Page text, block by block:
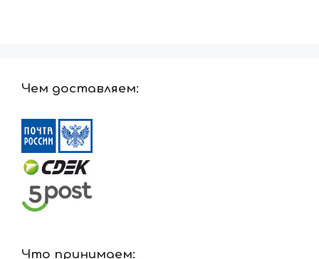
Чем доставляем:
Что принимаем: